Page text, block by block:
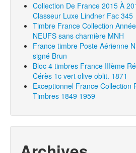
Collection De France 2015 À
Classeur Luxe Lindner Fac 345
Timbre France Collection
NEUFS sans charnière MNH
France timbre Poste Aérienne
signé Brun
Bloc 4 timbres France IIIème
Cérès 1c vert olive oblit. 1871
Exceptionnel France Collection
Timbres 1849 1959